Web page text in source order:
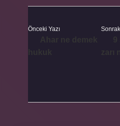
Önceki Yazı